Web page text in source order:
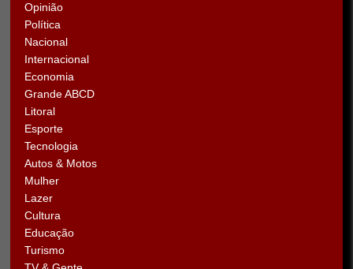
Opinião
Política
Nacional
Internacional
Economia
Grande ABCD
Litoral
Esporte
Tecnologia
Autos & Motos
Mulher
Lazer
Cultura
Educação
Turismo